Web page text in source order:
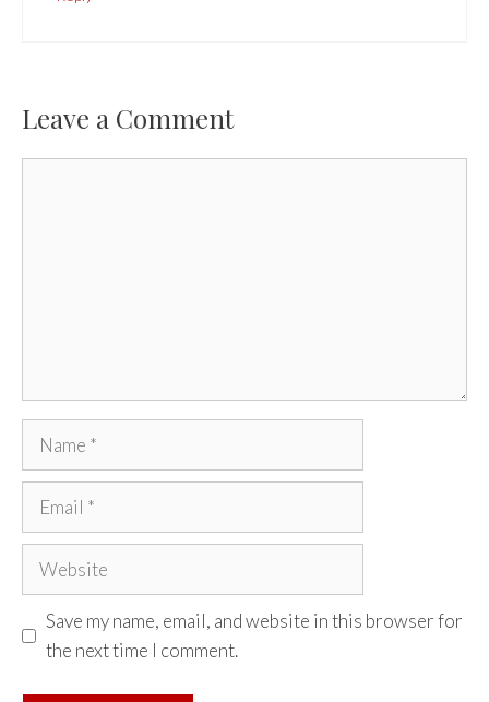
Leave a Comment
Name
Email
Website
Save my name, email, and website in this browser for
the next time I comment.